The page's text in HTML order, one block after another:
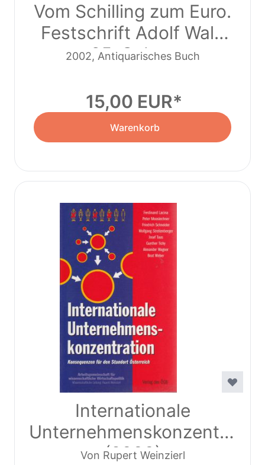
Vom Schilling zum Euro.
Festschrift Adolf Wala
zum 65. Geburtstag
2002, Antiquarisches Buch
15,00 EUR
Warenkorb
Internationale
(2000)
Von Rupert Weinzierl